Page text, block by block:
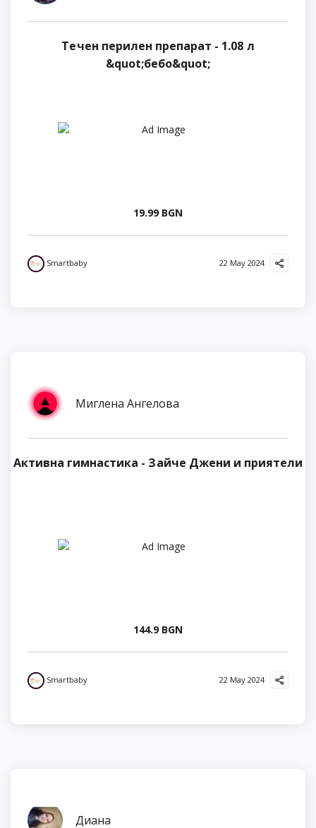
Течен перилен препарат - 1.08 л
&quot;бебо&quot;
19.99 BGN
Smartbaby 22 May 2024
Миглена Ангелова
Активна гимнастика - Зайче Джени и приятели
144.9 BGN
Smartbaby 22 May 2024
Диана